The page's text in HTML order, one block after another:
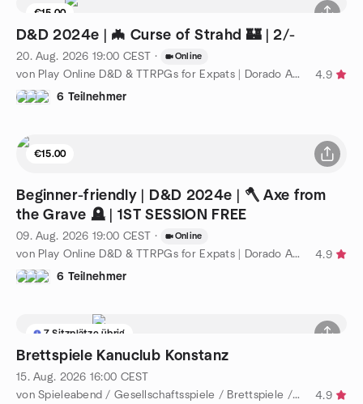
€15.00
D&D 2024e | 🦇 Curse of Strahd 🏰 | 2/-
20. Aug. 2026 19:00 CEST · Online
von Play Online D&D & TTRPGs for Expats | Dorado Adventures
4.9
6 Teilnehmer
€15.00
Beginner-friendly | D&D 2024e | 🪓 Axe from
the Grave 🪦 | 1ST SESSION FREE
09. Aug. 2026 19:00 CEST · Online
von Play Online D&D & TTRPGs for Expats | Dorado Adventures
4.9
6 Teilnehmer
7 Sitzplätze übrig
Brettspiele Kanuclub Konstanz
15. Aug. 2026 16:00 CEST
von Spieleabend / Gesellschaftsspiele / Brettspiele /Board Games
4.9